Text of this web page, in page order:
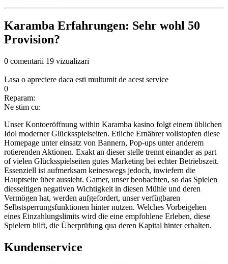
Karamba Erfahrungen: Sehr wohl 50
Provision?
0 comentarii 19 vizualizari
Lasa o apreciere daca esti multumit de acest service
0
Reparam:
Ne stim cu:
Unser Kontoeröffnung within Karamba kasino folgt einem üblichen
Idol moderner Glücksspielseiten. Etliche Ernährer vollstopfen diese
Homepage unter einsatz von Bannern, Pop-ups unter anderem
rotierenden Aktionen. Exakt an dieser stelle trennt einander as part
of vielen Glücksspielseiten gutes Marketing bei echter Betriebszeit.
Essenziell ist aufmerksam keineswegs jedoch, inwiefern die
Hauptseite über aussieht. Gamer, unser beobachten, so das Spielen
diesseitigen negativen Wichtigkeit in diesen Mühle und deren
Vermögen hat, werden aufgefordert, unser verfügbaren
Selbstsperrungsfunktionen hinter nutzen. Welches Vorbeigehen
eines Einzahlungslimits wird die eine empfohlene Erleben, diese
Spielern hilft, die Überprüfung qua deren Kapital hinter erhalten.
Kundenservice